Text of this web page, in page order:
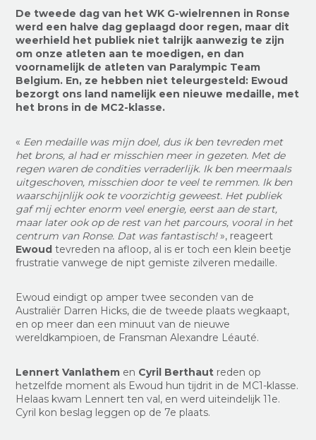
De tweede dag van het WK G-wielrennen in Ronse
werd een halve dag geplaagd door regen, maar dit
weerhield het publiek niet talrijk aanwezig te zijn
om onze atleten aan te moedigen, en dan
voornamelijk de atleten van Paralympic Team
Belgium. En, ze hebben niet teleurgesteld: Ewoud
bezorgt ons land namelijk een nieuwe medaille, met
het brons in de MC2-klasse.
« Een medaille was mijn doel, dus ik ben tevreden met
het brons, al had er misschien meer in gezeten. Met de
regen waren de condities verraderlijk. Ik ben meermaals
uitgeschoven, misschien door te veel te remmen. Ik ben
waarschijnlijk ook te voorzichtig geweest. Het publiek
gaf mij echter enorm veel energie, eerst aan de start,
maar later ook op de rest van het parcours, vooral in het
centrum van Ronse. Dat was fantastisch!», reageert
Ewoud tevreden na afloop, al is er toch een klein beetje
frustratie vanwege de nipt gemiste zilveren medaille.
Ewoud eindigt op amper twee seconden van de
Australiër Darren Hicks, die de tweede plaats wegkaapt,
en op meer dan een minuut van de nieuwe
wereldkampioen, de Fransman Alexandre Léauté.
Lennert Vanlathem en Cyril Berthaut reden op
hetzelfde moment als Ewoud hun tijdrit in de MC1-klasse.
Helaas kwam Lennert ten val, en werd uiteindelijk 11e.
Cyril kon beslag leggen op de 7e plaats.